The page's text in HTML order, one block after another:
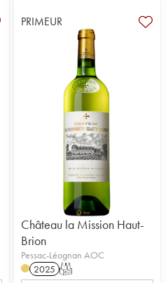
PRIMEUR
Château la Mission Haut-
Brion
Pessac-Léognan AOC
2025 T